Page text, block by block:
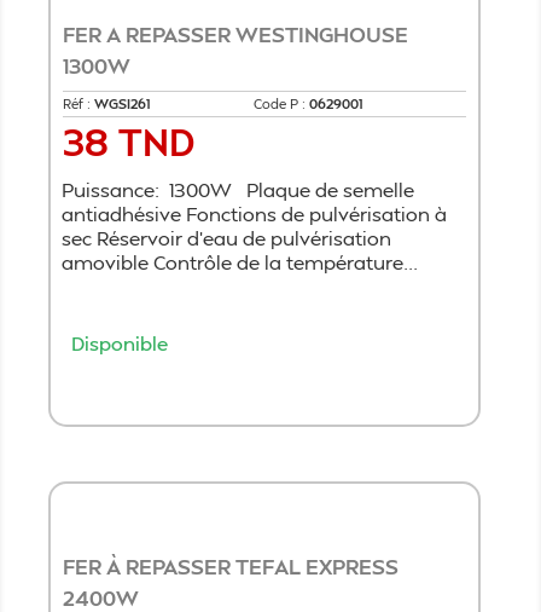
FER A REPASSER WESTINGHOUSE
1300W
Réf : WGSI261 Code P : 0629001
Prix
38 TND
Puissance: 1300W Plaque de semelle
antiadhésive Fonctions de pulvérisation à
sec Réservoir d'eau de pulvérisation
amovible Contrôle de la température...
Disponible
FER À REPASSER TEFAL EXPRESS
2400W